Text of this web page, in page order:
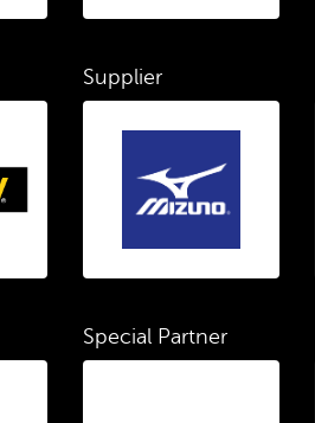
Supplier
Special Partner